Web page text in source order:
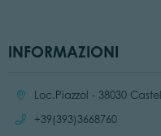
INFORMAZIONI
Località:Loc.Piazzol - 38030
Chiama:
+39(393)3668760